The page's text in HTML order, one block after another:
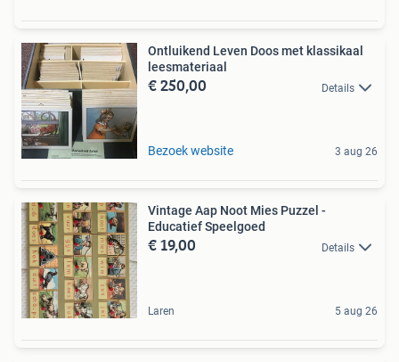
Ontluikend Leven Doos met klassikaal
leesmateriaal
€ 250,00 Details
Bezoek website 3 aug 26
Vintage Aap Noot Mies Puzzel -
Educatief Speelgoed
€ 19,00 Details
Laren 5 aug 26